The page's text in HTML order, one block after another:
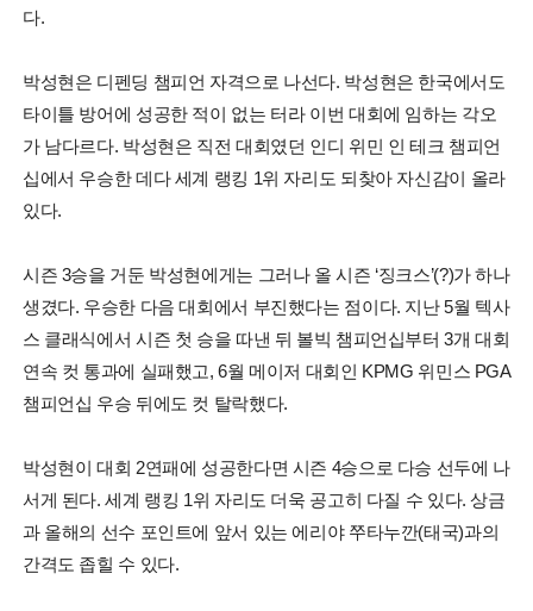
다.
박성현은 디펜딩 챔피언 자격으로 나선다. 박성현은 한국에서도
타이틀 방어에 성공한 적이 없는 터라 이번 대회에 임하는 각오
가 남다르다. 박성현은 직전 대회였던 인디 위민 인 테크 챔피언
십에서 우승한 데다 세계 랭킹 1위 자리도 되찾아 자신감이 올라
있다.
시즌 3승을 거둔 박성현에게는 그러나 올 시즌 ‘징크스’(?)가 하나
생겼다. 우승한 다음 대회에서 부진했다는 점이다. 지난 5월 텍사
스 클래식에서 시즌 첫 승을 따낸 뒤 볼빅 챔피언십부터 3개 대회
연속 컷 통과에 실패했고, 6월 메이저 대회인 KPMG 위민스 PGA
챔피언십 우승 뒤에도 컷 탈락했다.
박성현이 대회 2연패에 성공한다면 시즌 4승으로 다승 선두에 나
서게 된다. 세계 랭킹 1위 자리도 더욱 공고히 다질 수 있다. 상금
과 올해의 선수 포인트에 앞서 있는 에리야 쭈타누깐(태국)과의
간격도 좁힐 수 있다.